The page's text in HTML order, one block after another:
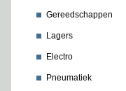
Gereedschappen
Lagers
Electro
Pneumatiek